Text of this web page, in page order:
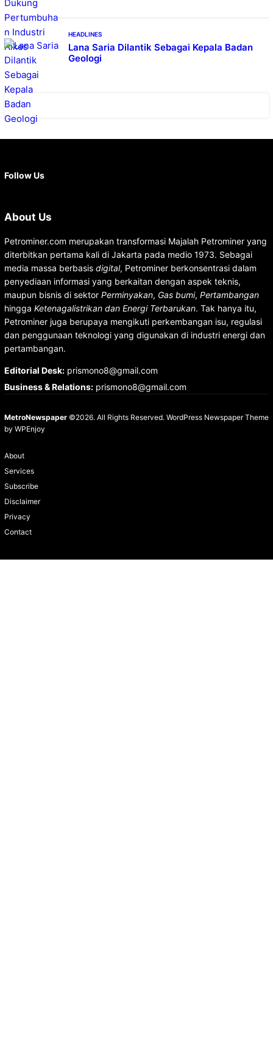
HEADLINES
Lana Saria Dilantik Sebagai Kepala Badan
Geologi
Follow Us
About Us
Petrominer.com merupakan transformasi Majalah Petrominer yang
diterbitkan pertama kali di Jakarta pada medio 1973. Sebagai
media massa berbasis digital, Petrominer berkonsentrasi dalam
penyediaan informasi yang berkaitan dengan aspek teknis,
maupun bisnis di sektor Perminyakan, Gas bumi, Pertambangan
hingga Ketenagalistrikan dan Energi Terbarukan. Tak hanya itu,
Petrominer juga berupaya mengikuti perkembangan isu, regulasi
dan penggunaan teknologi yang digunakan di industri energi dan
pertambangan.
Editorial Desk:prismono8@gmail.com
Business & Relations:prismono8@gmail.com
MetroNewspaper©2026. All Rights Reserved. WordPress Newspaper Theme
by WPEnjoy
About
Services
Subscribe
Disclaimer
Privacy
Contact